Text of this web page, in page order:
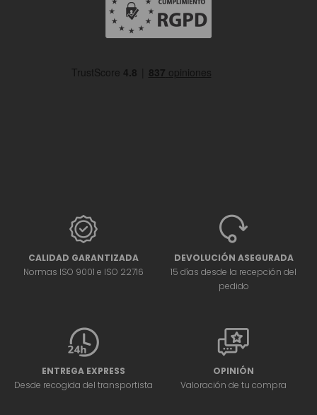
CALIDAD GARANTIZADA
Normas ISO 9001 e ISO 22716
DEVOLUCIÓN ASEGURADA
15 días desde la recepción del
pedido
ENTREGA EXPRESS
Desde recogida del transportista
OPINIÓN
Valoración de tu compra